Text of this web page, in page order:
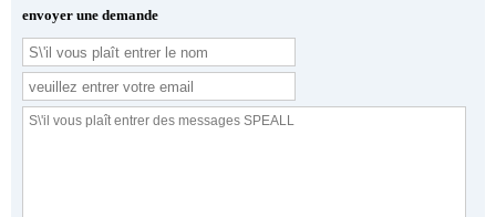
envoyer une demande